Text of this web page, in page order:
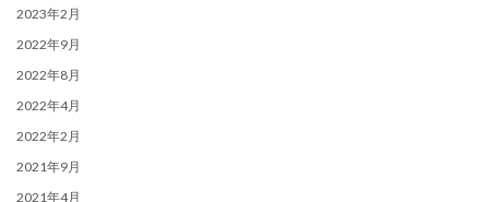
2023年2月
2022年9月
2022年8月
2022年4月
2022年2月
2021年9月
2021年4月